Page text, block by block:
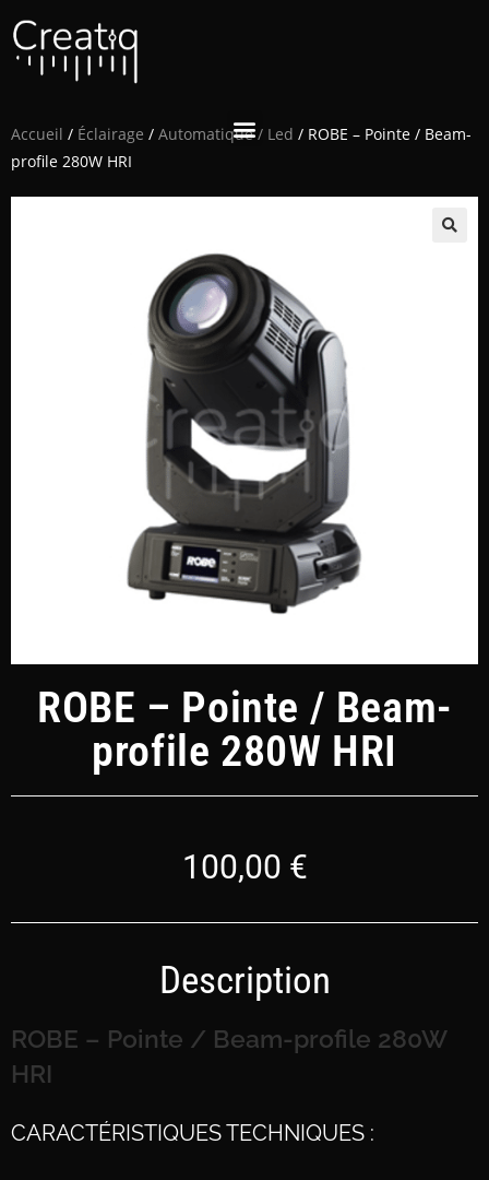
Accueil / Éclairage / Automatique / Led / ROBE – Pointe / Beam-
profile 280W HRI
ROBE – Pointe / Beam-
profile 280W HRI
100,00 €
Description
ROBE – Pointe / Beam-profile 280W
HRI
CARACTÉRISTIQUES TECHNIQUES :